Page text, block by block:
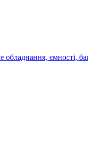
обладнання, ємності,